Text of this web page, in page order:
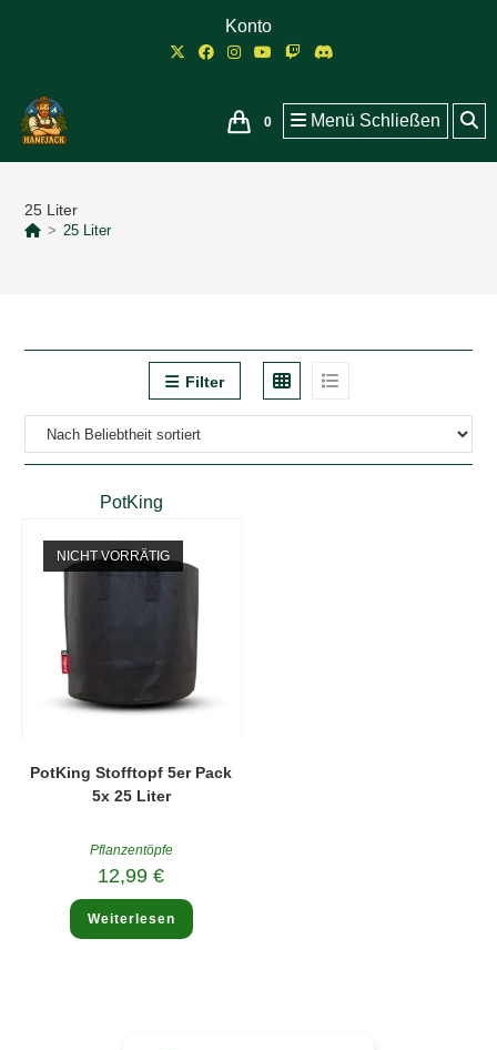
Konto
0 Menü Schließen
25 Liter
> 25 Liter
Filter
PotKing
NICHT VORRÄTIG
PotKing Stofftopf 5er Pack
5x 25 Liter
Pflanzentöpfe
12,99€
Weiterlesen